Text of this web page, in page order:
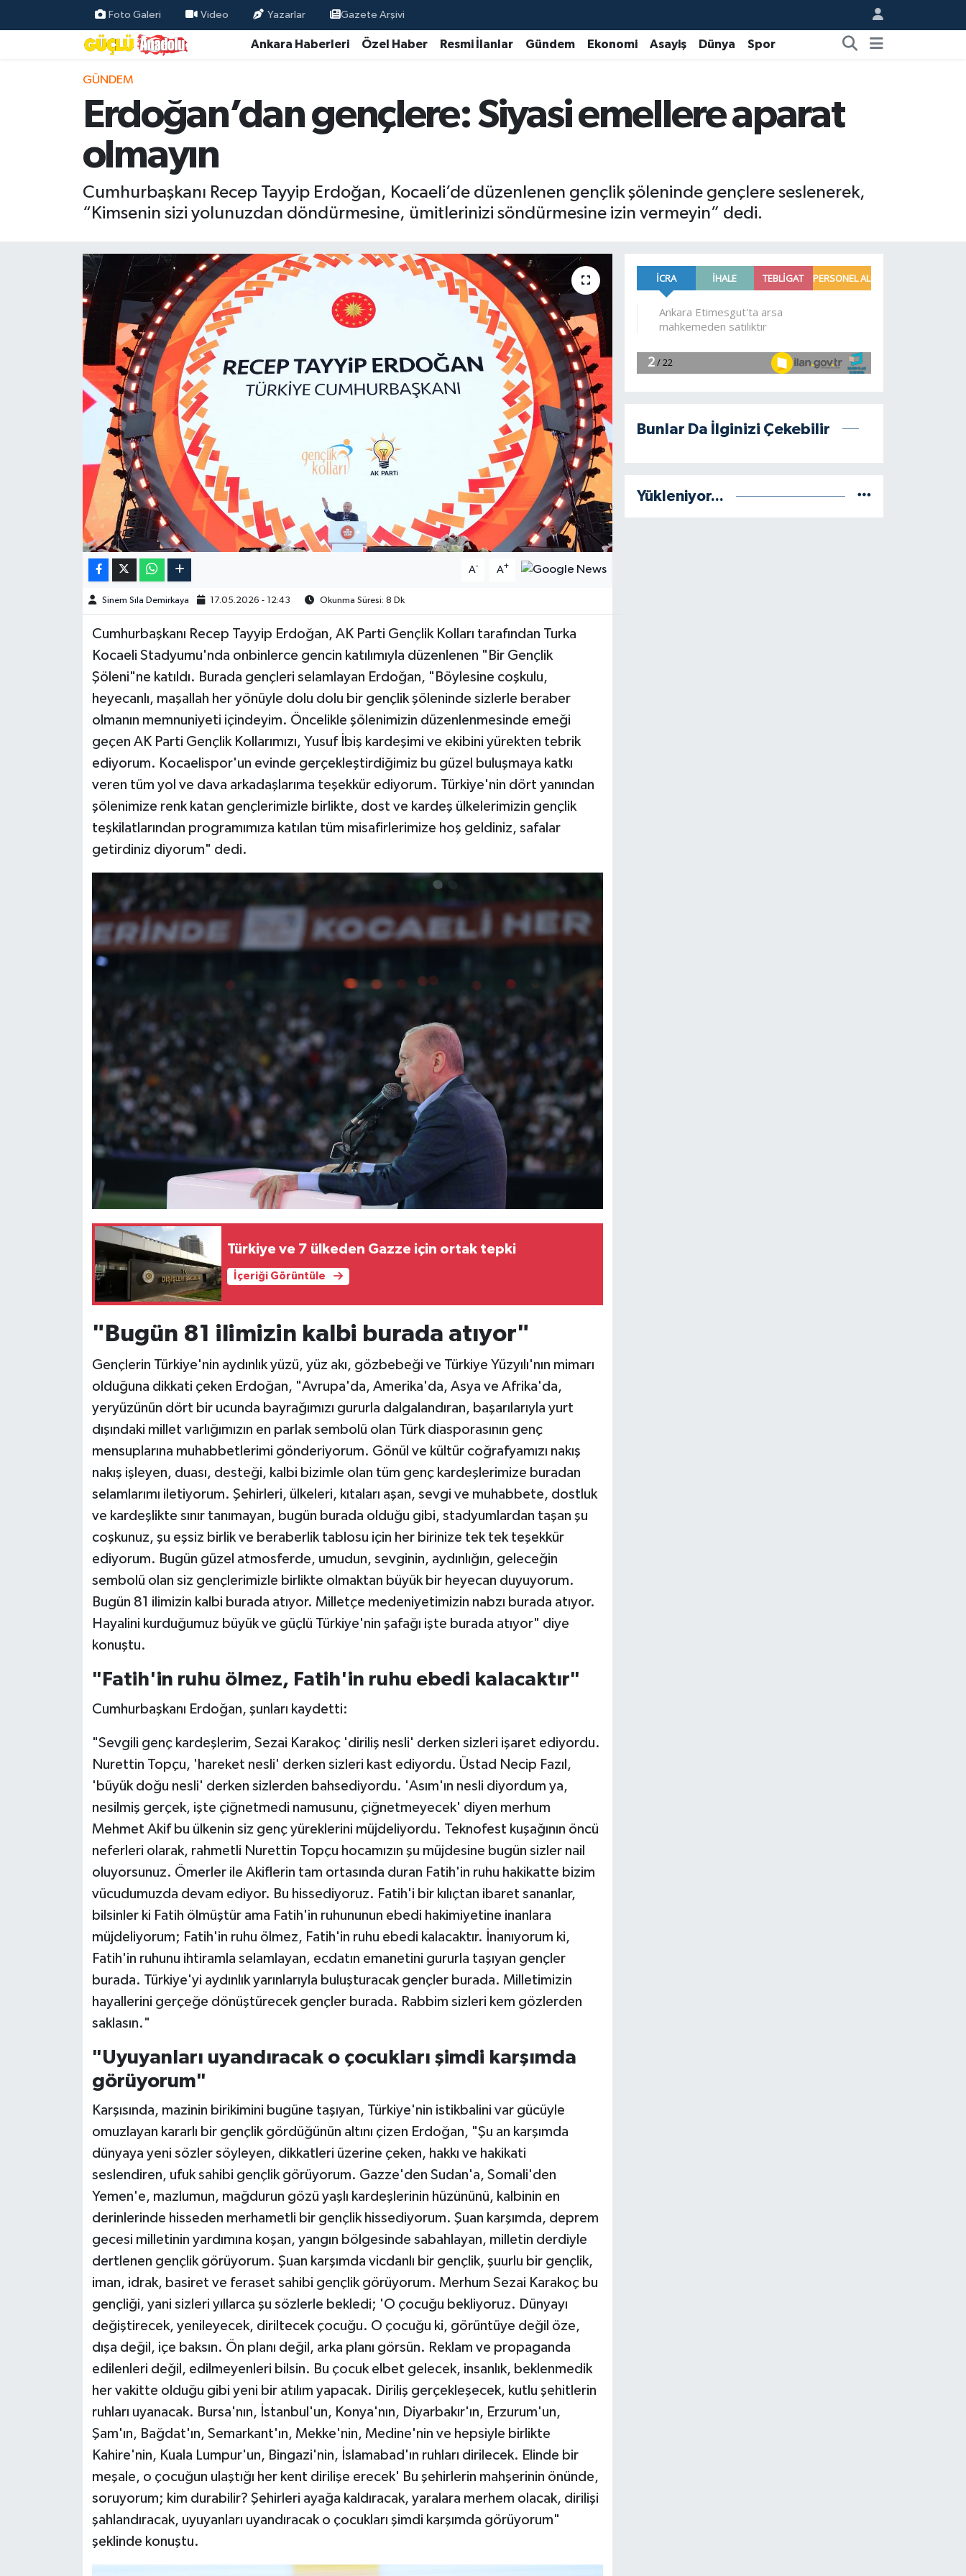
Foto Galeri Video Yazarlar Gazete Arşivi
Ankara Haberleri Özel Haber Resmi İlanlar Gündem Ekonomi Asayiş Dünya Spor
GÜNDEM
Erdoğan’dan gençlere: Siyasi emellere aparat
olmayın
Cumhurbaşkanı Recep Tayyip Erdoğan, Kocaeli’de düzenlenen gençlik şöleninde gençlere seslenerek,
“Kimsenin sizi yolunuzdan döndürmesine, ümitlerinizi söndürmesine izin vermeyin” dedi.
A- A+
Sinem Sıla Demirkaya 17.05.2026 - 12:43 Okunma Süresi: 8 Dk
Cumhurbaşkanı Recep Tayyip Erdoğan, AK Parti Gençlik Kolları tarafından Turka
Kocaeli Stadyumu'nda onbinlerce gencin katılımıyla düzenlenen "Bir Gençlik
Şöleni"ne katıldı. Burada gençleri selamlayan Erdoğan, "Böylesine coşkulu,
heyecanlı, maşallah her yönüyle dolu dolu bir gençlik şöleninde sizlerle beraber
olmanın memnuniyeti içindeyim. Öncelikle şölenimizin düzenlenmesinde emeği
geçen AK Parti Gençlik Kollarımızı, Yusuf İbiş kardeşimi ve ekibini yürekten tebrik
ediyorum. Kocaelispor'un evinde gerçekleştirdiğimiz bu güzel buluşmaya katkı
veren tüm yol ve dava arkadaşlarıma teşekkür ediyorum. Türkiye'nin dört yanından
şölenimize renk katan gençlerimizle birlikte, dost ve kardeş ülkelerimizin gençlik
teşkilatlarından programımıza katılan tüm misafirlerimize hoş geldiniz, safalar
getirdiniz diyorum" dedi.
Türkiye ve 7 ülkeden Gazze için ortak tepki
İçeriği Görüntüle
"Bugün 81 ilimizin kalbi burada atıyor"
Gençlerin Türkiye'nin aydınlık yüzü, yüz akı, gözbebeği ve Türkiye Yüzyılı'nın mimarı
olduğuna dikkati çeken Erdoğan, "Avrupa'da, Amerika'da, Asya ve Afrika'da,
yeryüzünün dört bir ucunda bayrağımızı gururla dalgalandıran, başarılarıyla yurt
dışındaki millet varlığımızın en parlak sembolü olan Türk diasporasının genç
mensuplarına muhabbetlerimi gönderiyorum. Gönül ve kültür coğrafyamızı nakış
nakış işleyen, duası, desteği, kalbi bizimle olan tüm genç kardeşlerimize buradan
selamlarımı iletiyorum. Şehirleri, ülkeleri, kıtaları aşan, sevgi ve muhabbete, dostluk
ve kardeşlikte sınır tanımayan, bugün burada olduğu gibi, stadyumlardan taşan şu
coşkunuz, şu eşsiz birlik ve beraberlik tablosu için her birinize tek tek teşekkür
ediyorum. Bugün güzel atmosferde, umudun, sevginin, aydınlığın, geleceğin
sembolü olan siz gençlerimizle birlikte olmaktan büyük bir heyecan duyuyorum.
Bugün 81 ilimizin kalbi burada atıyor. Milletçe medeniyetimizin nabzı burada atıyor.
Hayalini kurduğumuz büyük ve güçlü Türkiye'nin şafağı işte burada atıyor" diye
konuştu.
"Fatih'in ruhu ölmez, Fatih'in ruhu ebedi kalacaktır"
Cumhurbaşkanı Erdoğan, şunları kaydetti:
"Sevgili genç kardeşlerim, Sezai Karakoç 'diriliş nesli' derken sizleri işaret ediyordu.
Nurettin Topçu, 'hareket nesli' derken sizleri kast ediyordu. Üstad Necip Fazıl,
'büyük doğu nesli' derken sizlerden bahsediyordu. 'Asım'ın nesli diyordum ya,
nesilmiş gerçek, işte çiğnetmedi namusunu, çiğnetmeyecek' diyen merhum
Mehmet Akif bu ülkenin siz genç yüreklerini müjdeliyordu. Teknofest kuşağının öncü
neferleri olarak, rahmetli Nurettin Topçu hocamızın şu müjdesine bugün sizler nail
oluyorsunuz. Ömerler ile Akiflerin tam ortasında duran Fatih'in ruhu hakikatte bizim
vücudumuzda devam ediyor. Bu hissediyoruz. Fatih'i bir kılıçtan ibaret sananlar,
bilsinler ki Fatih ölmüştür ama Fatih'in ruhununun ebedi hakimiyetine inanlara
müjdeliyorum; Fatih'in ruhu ölmez, Fatih'in ruhu ebedi kalacaktır. İnanıyorum ki,
Fatih'in ruhunu ihtiramla selamlayan, ecdatın emanetini gururla taşıyan gençler
burada. Türkiye'yi aydınlık yarınlarıyla buluşturacak gençler burada. Milletimizin
hayallerini gerçeğe dönüştürecek gençler burada. Rabbim sizleri kem gözlerden
saklasın."
"Uyuyanları uyandıracak o çocukları şimdi karşımda
görüyorum"
Karşısında, mazinin birikimini bugüne taşıyan, Türkiye'nin istikbalini var gücüyle
omuzlayan kararlı bir gençlik gördüğünün altını çizen Erdoğan, "Şu an karşımda
dünyaya yeni sözler söyleyen, dikkatleri üzerine çeken, hakkı ve hakikati
seslendiren, ufuk sahibi gençlik görüyorum. Gazze'den Sudan'a, Somali'den
Yemen'e, mazlumun, mağdurun gözü yaşlı kardeşlerinin hüzününü, kalbinin en
derinlerinde hisseden merhametli bir gençlik hissediyorum. Şuan karşımda, deprem
gecesi milletinin yardımına koşan, yangın bölgesinde sabahlayan, milletin derdiyle
dertlenen gençlik görüyorum. Şuan karşımda vicdanlı bir gençlik, şuurlu bir gençlik,
iman, idrak, basiret ve feraset sahibi gençlik görüyorum. Merhum Sezai Karakoç bu
gençliği, yani sizleri yıllarca şu sözlerle bekledi; 'O çocuğu bekliyoruz. Dünyayı
değiştirecek, yenileyecek, diriltecek çocuğu. O çocuğu ki, görüntüye değil öze,
dışa değil, içe baksın. Ön planı değil, arka planı görsün. Reklam ve propaganda
edilenleri değil, edilmeyenleri bilsin. Bu çocuk elbet gelecek, insanlık, beklenmedik
her vakitte olduğu gibi yeni bir atılım yapacak. Diriliş gerçekleşecek, kutlu şehitlerin
ruhları uyanacak. Bursa'nın, İstanbul'un, Konya'nın, Diyarbakır'ın, Erzurum'un,
Şam'ın, Bağdat'ın, Semarkant'ın, Mekke'nin, Medine'nin ve hepsiyle birlikte
Kahire'nin, Kuala Lumpur'un, Bingazi'nin, İslamabad'ın ruhları dirilecek. Elinde bir
meşale, o çocuğun ulaştığı her kent dirilişe erecek' Bu şehirlerin mahşerinin önünde,
soruyorum; kim durabilir? Şehirleri ayağa kaldıracak, yaralara merhem olacak, dirilişi
şahlandıracak, uyuyanları uyandıracak o çocukları şimdi karşımda görüyorum"
şeklinde konuştu.
Bunlar Da İlginizi Çekebilir
Yükleniyor...
Özel Haber
Resmi İlanlar
Ekonomi
Gündem
Magazin
Burç Yorumları
Hava Durumu
Kim kimdir?
Kültür Sanat
Televizyon
Yaşam-Çevre